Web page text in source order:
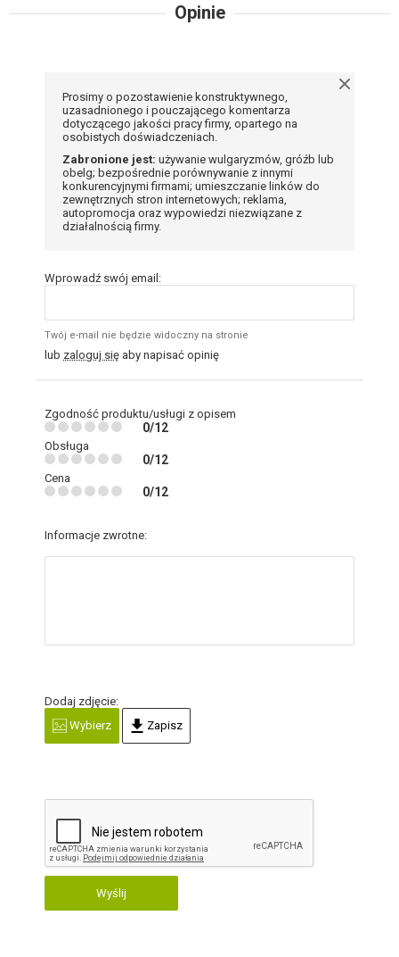
Opinie
Prosimy o pozostawienie konstruktywnego,
uzasadnionego i pouczającego komentarza
dotyczącego jakości pracy firmy, opartego na
osobistych doświadczeniach.
Zabronione jest: używanie wulgaryzmów, gróźb lub
obelg; bezpośrednie porównywanie z innymi
konkurencyjnymi firmami; umieszczanie linków do
zewnętrznych stron internetowych; reklama,
autopromocja oraz wypowiedzi niezwiązane z
działalnością firmy.
Wprowadź swój email:
Twój e-mail nie będzie widoczny na stronie
lub zaloguj się aby napisać opinię
Zgodność produktu/usługi z opisem
0/12
Obsługa
0/12
Cena
0/12
Informacje zwrotne:
Dodaj zdjęcie:
Wybierz
Zapisz
Wyślij